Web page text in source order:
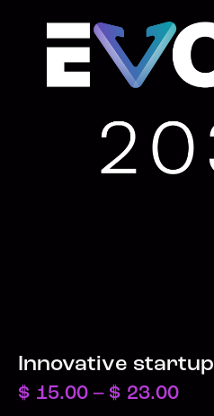
Innovative startup
$ 15.00 – $ 23.00